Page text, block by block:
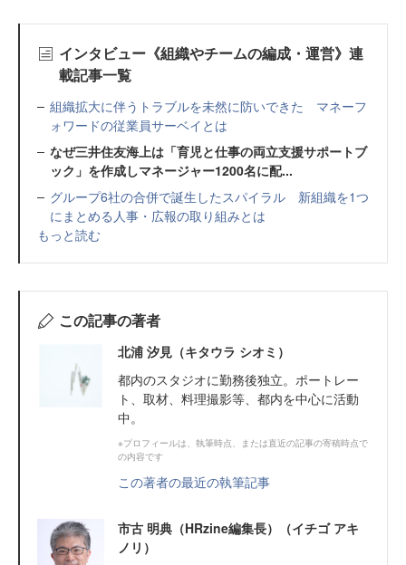
インタビュー《組織やチームの編成・運営》連
載記事一覧
組織拡大に伴うトラブルを未然に防いできた マネーフ
ォワードの従業員サーベイとは
なぜ三井住友海上は「育児と仕事の両立支援サポートブ
ック」を作成しマネージャー1200名に配...
グループ6社の合併で誕生したスパイラル 新組織を1つ
にまとめる人事・広報の取り組みとは
もっと読む
この記事の著者
北浦 汐見（キタウラ シオミ）
都内のスタジオに勤務後独立。ポートレー
ト、取材、料理撮影等、都内を中心に活動
中。
※プロフィールは、執筆時点、または直近の記事の寄稿時点で
の内容です
この著者の最近の執筆記事
市古 明典（HRzine編集長）（イチゴ アキ
ノリ）